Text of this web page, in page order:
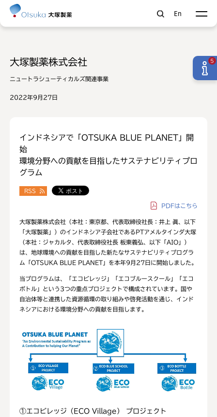
En
大塚製薬株式会社
ニュートラシューティカルズ関連事業
2022年9月27日
インドネシアで「OTSUKA BLUE PLANET」開
始
環境分野への貢献を目指したサステナビリティプロ
グラム
RSS
PDFはこちら
大塚製薬株式会社（本社：東京都、代表取締役社長：井上 眞、以下
「大塚製薬」）のインドネシア子会社であるPTアメルタインダ大塚
（本社：ジャカルタ、代表取締役社長 板東義弘、以下「AIO」）
は、地球環境への貢献を目指した新たなサステナビリティプログラ
ム「OTSUKA BLUE PLANET」を本年9月27日に開始しました。
当プログラムは、「エコビレッジ」「エコブルースクール」「エコ
ボトル」という3つの重点プロジェクトで構成されています。国や
自治体等と連携した資源循環の取り組みや啓発活動を通じ、インド
ネシアにおける環境分野への貢献を目指します。
①エコビレッジ（ECO Village） プロジェクト
5